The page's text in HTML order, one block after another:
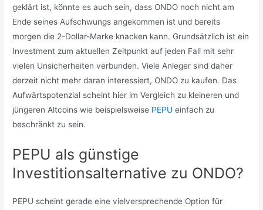
geklärt ist, könnte es auch sein, dass ONDO noch nicht am
Ende seines Aufschwungs angekommen ist und bereits
morgen die 2-Dollar-Marke knacken kann. Grundsätzlich ist ein
Investment zum aktuellen Zeitpunkt auf jeden Fall mit sehr
vielen Unsicherheiten verbunden. Viele Anleger sind daher
derzeit nicht mehr daran interessiert, ONDO zu kaufen. Das
Aufwärtspotenzial scheint hier im Vergleich zu kleineren und
jüngeren Altcoins wie beispielsweise PEPU einfach zu
beschränkt zu sein.
PEPU als günstige
Investitionsalternative zu ONDO?
PEPU scheint gerade eine vielversprechende Option für